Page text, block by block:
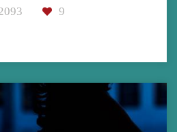
9